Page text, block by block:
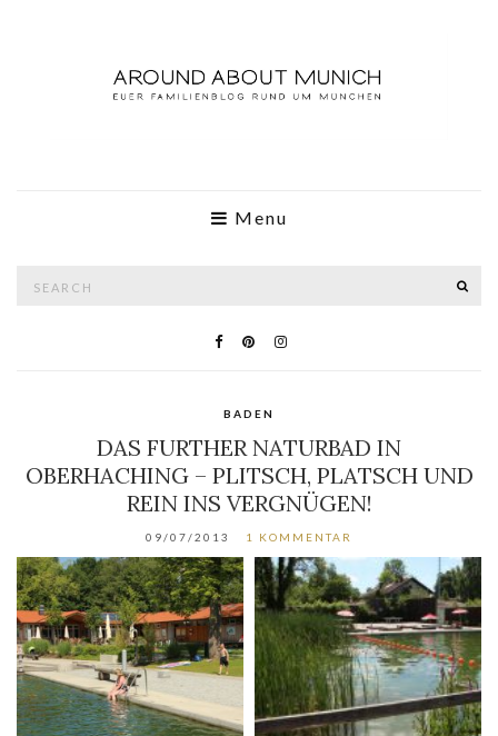
Menu
BADEN
DAS FURTHER NATURBAD IN
OBERHACHING – PLITSCH, PLATSCH UND
REIN INS VERGNÜGEN!
09/07/2013 1 KOMMENTAR